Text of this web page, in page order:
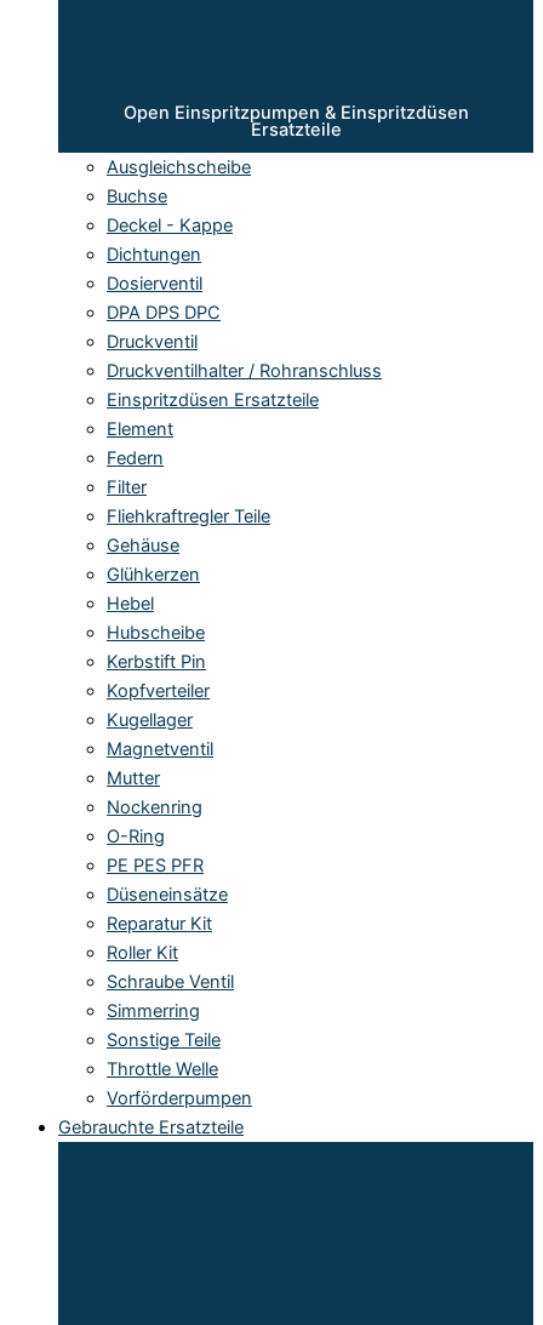
Open Einspritzpumpen & Einspritzdüsen
Ersatzteile
Ausgleichscheibe
Buchse
Deckel - Kappe
Dichtungen
Dosierventil
DPA DPS DPC
Druckventil
Druckventilhalter / Rohranschluss
Einspritzdüsen Ersatzteile
Element
Federn
Filter
Fliehkraftregler Teile
Gehäuse
Glühkerzen
Hebel
Hubscheibe
Kerbstift Pin
Kopfverteiler
Kugellager
Magnetventil
Mutter
Nockenring
O-Ring
PE PES PFR
Düseneinsätze
Reparatur Kit
Roller Kit
Schraube Ventil
Simmerring
Sonstige Teile
Throttle Welle
Vorförderpumpen
Gebrauchte Ersatzteile